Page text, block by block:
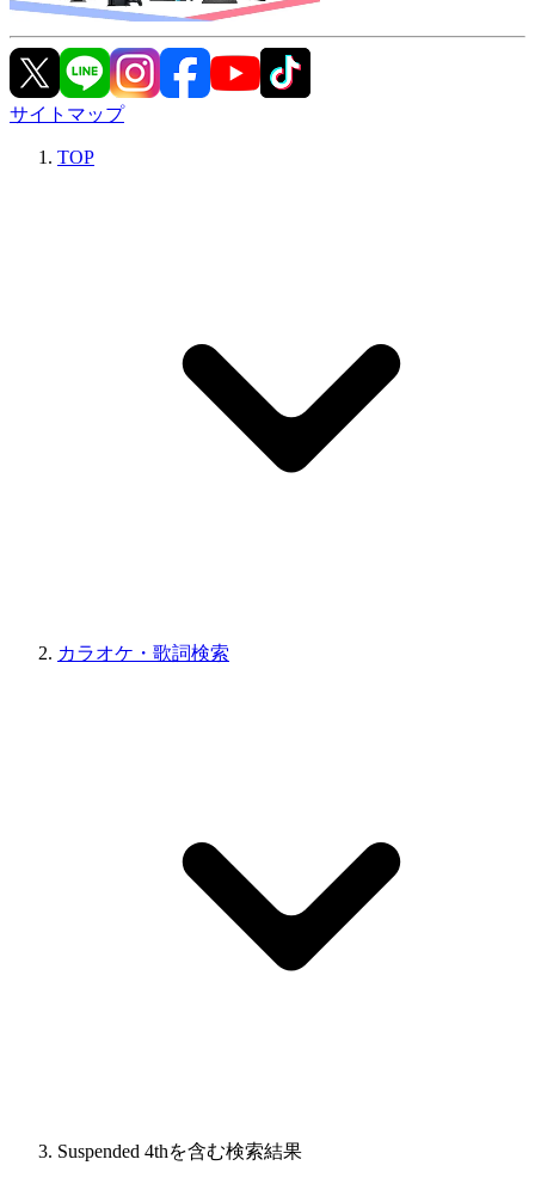
サイトマップ
TOP
カラオケ・歌詞検索
Suspended 4thを含む検索結果